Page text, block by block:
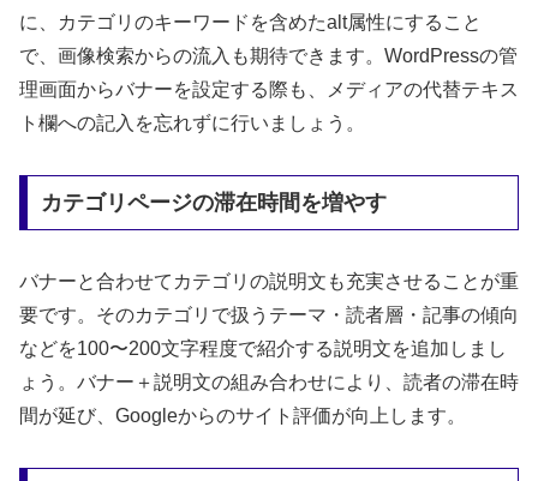
に、カテゴリのキーワードを含めたalt属性にすること
で、画像検索からの流入も期待できます。WordPressの管
理画面からバナーを設定する際も、メディアの代替テキス
ト欄への記入を忘れずに行いましょう。
カテゴリページの滞在時間を増やす
バナーと合わせてカテゴリの説明文も充実させることが重
要です。そのカテゴリで扱うテーマ・読者層・記事の傾向
などを100〜200文字程度で紹介する説明文を追加しまし
ょう。バナー＋説明文の組み合わせにより、読者の滞在時
間が延び、Googleからのサイト評価が向上します。